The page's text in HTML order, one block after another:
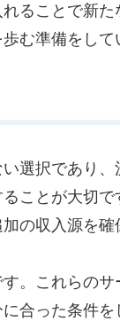
ることで新
む準備をして
選択であり
ことが大切
の収入源を確
。これらの
合った条件